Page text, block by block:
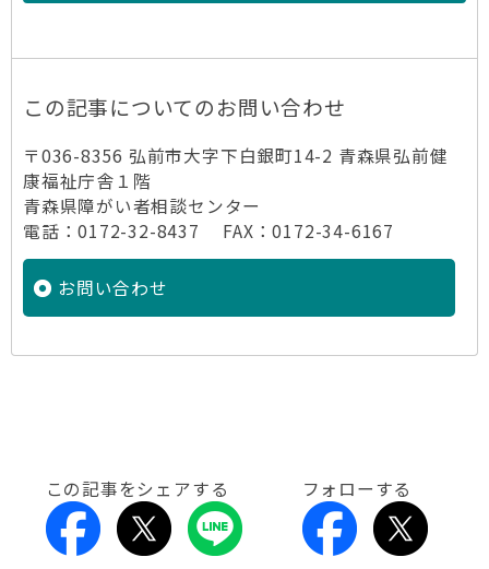
この記事についてのお問い合わせ
〒036-8356 弘前市大字下白銀町14-2 青森県弘前健
康福祉庁舎１階
青森県障がい者相談センター
電話：0172-32-8437 FAX：0172-34-6167
お問い合わせ
この記事をシェアする フォローする